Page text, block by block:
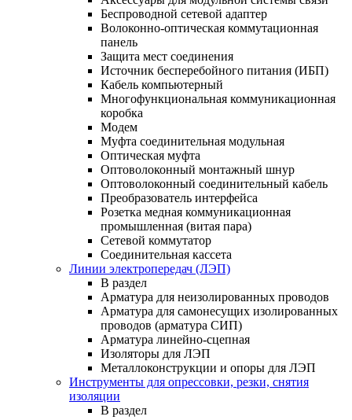
Беспроводной сетевой адаптер
Волоконно-оптическая коммутационная
панель
Защита мест соединения
Источник бесперебойного питания (ИБП)
Кабель компьютерный
Многофункциональная коммуникационная
коробка
Модем
Муфта соединительная модульная
Оптическая муфта
Оптоволоконный монтажный шнур
Оптоволоконный соединительный кабель
Преобразователь интерфейса
Розетка медная коммуникационная
промышленная (витая пара)
Сетевой коммутатор
Соединительная кассета
Линии электропередач (ЛЭП)
В раздел
Арматура для неизолированных проводов
Арматура для самонесущих изолированных
проводов (арматура СИП)
Арматура линейно-сцепная
Изоляторы для ЛЭП
Металлоконструкции и опоры для ЛЭП
Инструменты для опрессовки, резки, снятия
изоляции
В раздел